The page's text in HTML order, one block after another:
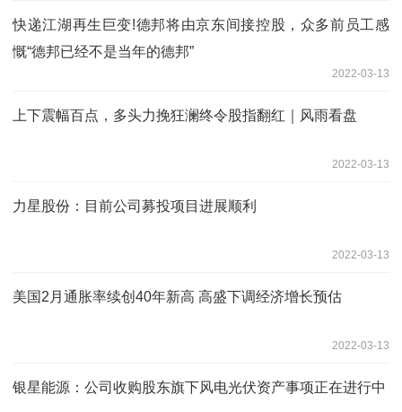
快递江湖再生巨变!德邦将由京东间接控股，众多前员工感
慨“德邦已经不是当年的德邦”
2022-03-13
上下震幅百点，多头力挽狂澜终令股指翻红｜风雨看盘
2022-03-13
力星股份：目前公司募投项目进展顺利
2022-03-13
美国2月通胀率续创40年新高 高盛下调经济增长预估
2022-03-13
银星能源：公司收购股东旗下风电光伏资产事项正在进行中